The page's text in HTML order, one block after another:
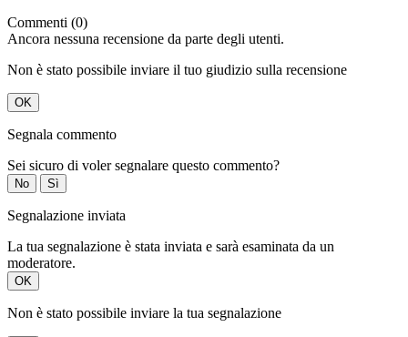
Commenti (0)
Ancora nessuna recensione da parte degli utenti.
Non è stato possibile inviare il tuo giudizio sulla recensione
OK
Segnala commento
Sei sicuro di voler segnalare questo commento?
No Sì
Segnalazione inviata
La tua segnalazione è stata inviata e sarà esaminata da un
moderatore.
OK
Non è stato possibile inviare la tua segnalazione